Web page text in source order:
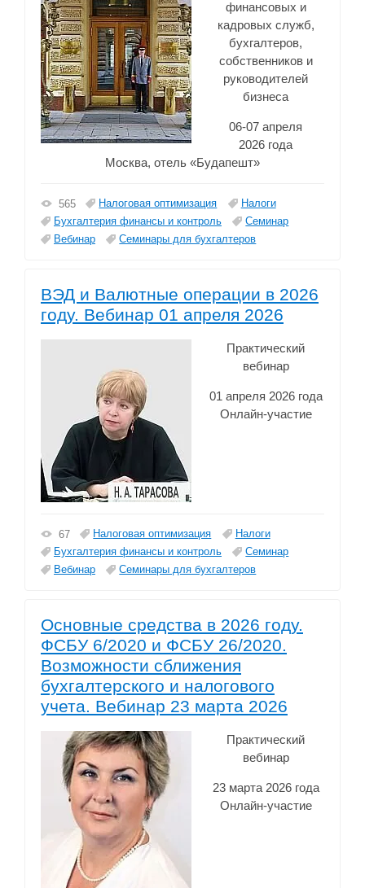
финансовых и
кадровых служб,
бухгалтеров,
собственников и
руководителей
бизнеса
06-07 апреля
2026 года
Москва, отель «Будапешт»
565 Налоговая оптимизация
Налоги
Бухгалтерия финансы и контроль
Семинар
Вебинар
Семинары для бухгалтеров
ВЭД и Валютные операции в 2026
году. Вебинар 01 апреля 2026
Практический
вебинар
01 апреля 2026 года
Онлайн-участие
67 Налоговая оптимизация
Налоги
Бухгалтерия финансы и контроль
Семинар
Вебинар
Семинары для бухгалтеров
Основные средства в 2026 году.
ФСБУ 6/2020 и ФСБУ 26/2020.
Возможности сближения
бухгалтерского и налогового
учета. Вебинар 23 марта 2026
Практический
вебинар
23 марта 2026 года
Онлайн-участие